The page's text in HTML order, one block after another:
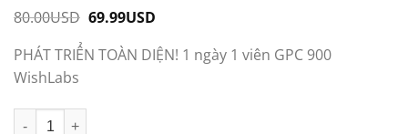
80.00USD Original
was:
80.00USD.
69.99USD
is:
69.99USD.
PHÁT TRIỂN TOÀN DIỆN! 1 ngày 1 viên GPC 900
WishLabs
Viên uống hỗ trợ tăng chiều cao GPC 900 WishLabs quantity